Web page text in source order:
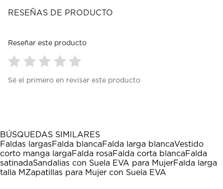
RESEÑAS DE PRODUCTO
Reseñar este producto
para
1
estrella
Esta
acción
abrirá
el
para
estrellas.
Esta
acción
abrirá
el
para
estrellas.
Esta
acción
abrirá
el
para
estrellas.
Esta
acción
abrirá
el
para
estrellas.
Esta
acción
abrirá
el
Sé el primero en revisar este producto
BÚSQUEDAS SIMILARES
Faldas largasFalda blancaFalda larga blancaVestido
corto manga largaFalda rosaFalda corta blancaFalda
satinadaSandalias con Suela EVA para MujerFalda larga
talla M Zapatillas para Mujer con Suela EVA